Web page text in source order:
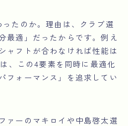
たのか。理由は、クラブ選
最適」だったからです。例え
ャフトが合わなければ性能は
、この4要素を同時に最適化
フォーマンス」を追求してい
ァーのマキロイや中島啓太選